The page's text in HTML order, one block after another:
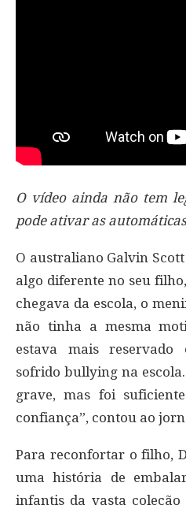
O vídeo ainda não tem
pode ativar as
O australiano Galvin
algo diferente no seu
chegava da escola, o
não tinha a mesma
estava mais
sofrido bullying na
grave, mas foi
confiança”, contou ao
Para reconfortar o filho,
uma história de
infantis da vasta